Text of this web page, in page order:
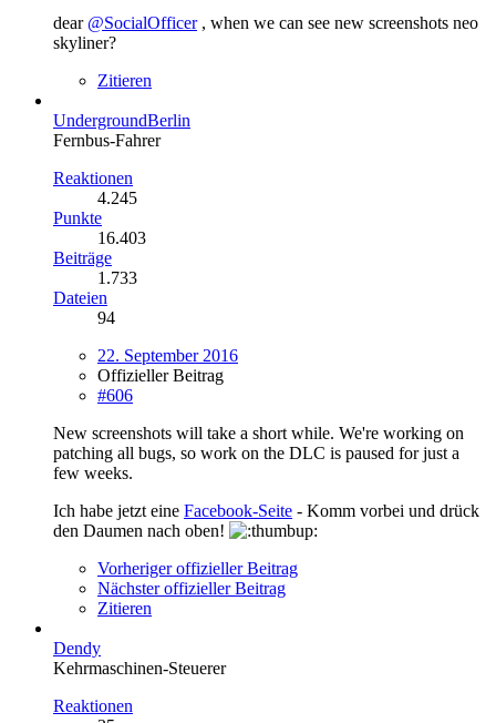
dear @SocialOfficer, when we can see new screenshots neo
skyliner?
Zitieren
UndergroundBerlin
Fernbus-Fahrer
Reaktionen
4.245
Punkte
16.403
Beiträge
1.733
Dateien
94
22. September 2016
Offizieller Beitrag
#606
New screenshots will take a short while. We're working on
patching all bugs, so work on the DLC is paused for just a
few weeks.
Ich habe jetzt eine Facebook-Seite - Komm vorbei und drück
den Daumen nach oben!
Vorheriger offizieller Beitrag
Nächster offizieller Beitrag
Zitieren
Dendy
Kehrmaschinen-Steuerer
Reaktionen